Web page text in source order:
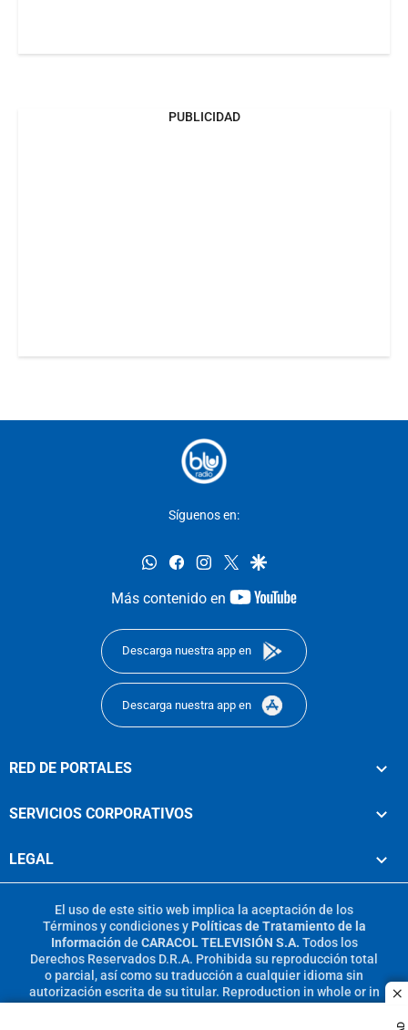
PUBLICIDAD
Síguenos en:
whatsappfacebookinstagram
twittergoogle
Más contenido en
youtube-
Descarga nuestra app en
Descarga nuestra app en
RED DE PORTALES
SERVICIOS CORPORATIVOS
LEGAL
El uso de este sitio web implica la aceptación de los
Términos y condicionesy Políticas de Tratamiento de la
Información de CARACOL TELEVISIÓN S.A. Todos los
Derechos Reservados D.R.A. Prohibida su reproducción total
o parcial, así como su traducción a cualquier idioma sin
autorización escrita de su titular. Reproduction in whole or in